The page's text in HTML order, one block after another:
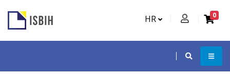
HR 0